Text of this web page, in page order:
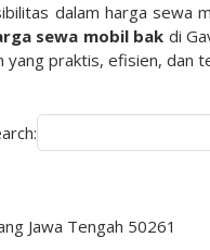
dalam harga sewa
sewa mobil bak di
yang praktis, efisien, dan
Jawa Tengah 50261